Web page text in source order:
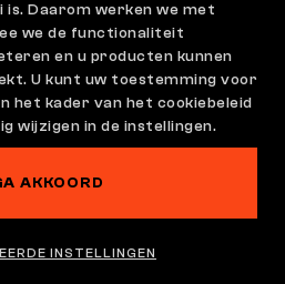
Klachtenregeling en
Garantiebeleid
GDPR
| Nederlands
is. Daarom werken we met
we de functionaliteit
en u producten kunnen
U kunt uw toestemming voor
het kader van het cookiebeleid
wijzigen in de instellingen.
AKKOORD
INSTELLINGEN